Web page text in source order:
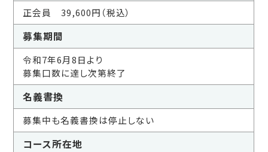
正会員 39,600円（税込）
募集期間
令和7年6月8日より
募集口数に達し次第終了
名義書換
募集中も名義書換は停止しない
コース所在地